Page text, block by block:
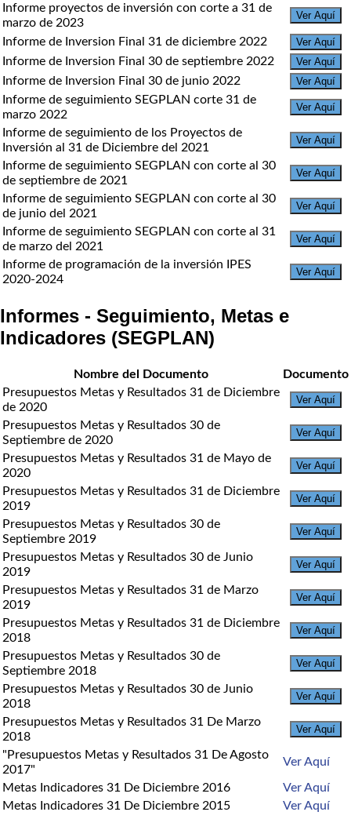
Informe proyectos de inversión con corte a 31 de
marzo de 2023
Ver Aquí
Informe de Inversion Final 31 de diciembre 2022 Ver Aquí
Informe de Inversion Final 30 de septiembre 2022 Ver Aquí
Informe de Inversion Final 30 de junio 2022 Ver Aquí
Informe de seguimiento SEGPLAN corte 31 de
marzo 2022
Ver Aquí
Informe de seguimiento de los Proyectos de
Inversión al 31 de Diciembre del 2021
Ver Aquí
Informe de seguimiento SEGPLAN con corte al 30
de septiembre de 2021
Ver Aquí
Informe de seguimiento SEGPLAN con corte al 30
de junio del 2021
Ver Aquí
Informe de seguimiento SEGPLAN con corte al 31
de marzo del 2021
Ver Aquí
Informe de programación de la inversión IPES
2020-2024
Ver Aquí
Informes - Seguimiento, Metas e
Indicadores (SEGPLAN)
Nombre del Documento
Documento
Presupuestos Metas y Resultados 31 de Diciembre
de 2020
Ver Aquí
Presupuestos Metas y Resultados 30 de
Septiembre de 2020
Ver Aquí
Presupuestos Metas y Resultados 31 de Mayo de
2020
Ver Aquí
Presupuestos Metas y Resultados 31 de Diciembre
2019
Ver Aquí
Presupuestos Metas y Resultados 30 de
Septiembre 2019
Ver Aquí
Presupuestos Metas y Resultados 30 de Junio
2019
Ver Aquí
Presupuestos Metas y Resultados 31 de Marzo
2019
Ver Aquí
Presupuestos Metas y Resultados 31 de Diciembre
2018
Ver Aquí
Presupuestos Metas y Resultados 30 de
Septiembre 2018
Ver Aquí
Presupuestos Metas y Resultados 30 de Junio
2018
Ver Aquí
Presupuestos Metas y Resultados 31 De Marzo
2018
Ver Aquí
"Presupuestos Metas y Resultados 31 De Agosto
2017"
Ver Aquí
Metas Indicadores 31 De Diciembre 2016
Ver Aquí
Metas Indicadores 31 De Diciembre 2015
Ver Aquí